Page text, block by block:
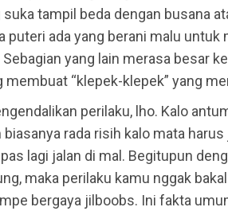
tampil beda dengan busana
puteri ada yang berani malu untuk
yang lain merasa besar
“klepek-klepek” yang
perilaku, lho. Kalo
rada risih kalo mata harus
lagi jalan di mal. Begitupun
maka perilaku kamu nggak
bergaya jilboobs. Ini fakta